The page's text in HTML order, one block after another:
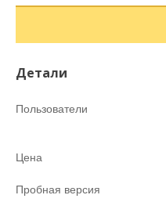
Детали
Пользователи
Цена
Пробная версия